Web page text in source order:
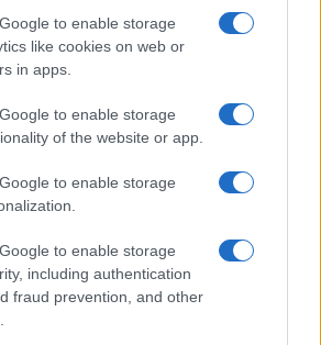
to enable storage
like cookies on web or
in apps.
to enable storage
of the website or app.
to enable storage
to enable storage
including authentication
fraud prevention, and other
Willis: l’abito da sposa Balenciaga